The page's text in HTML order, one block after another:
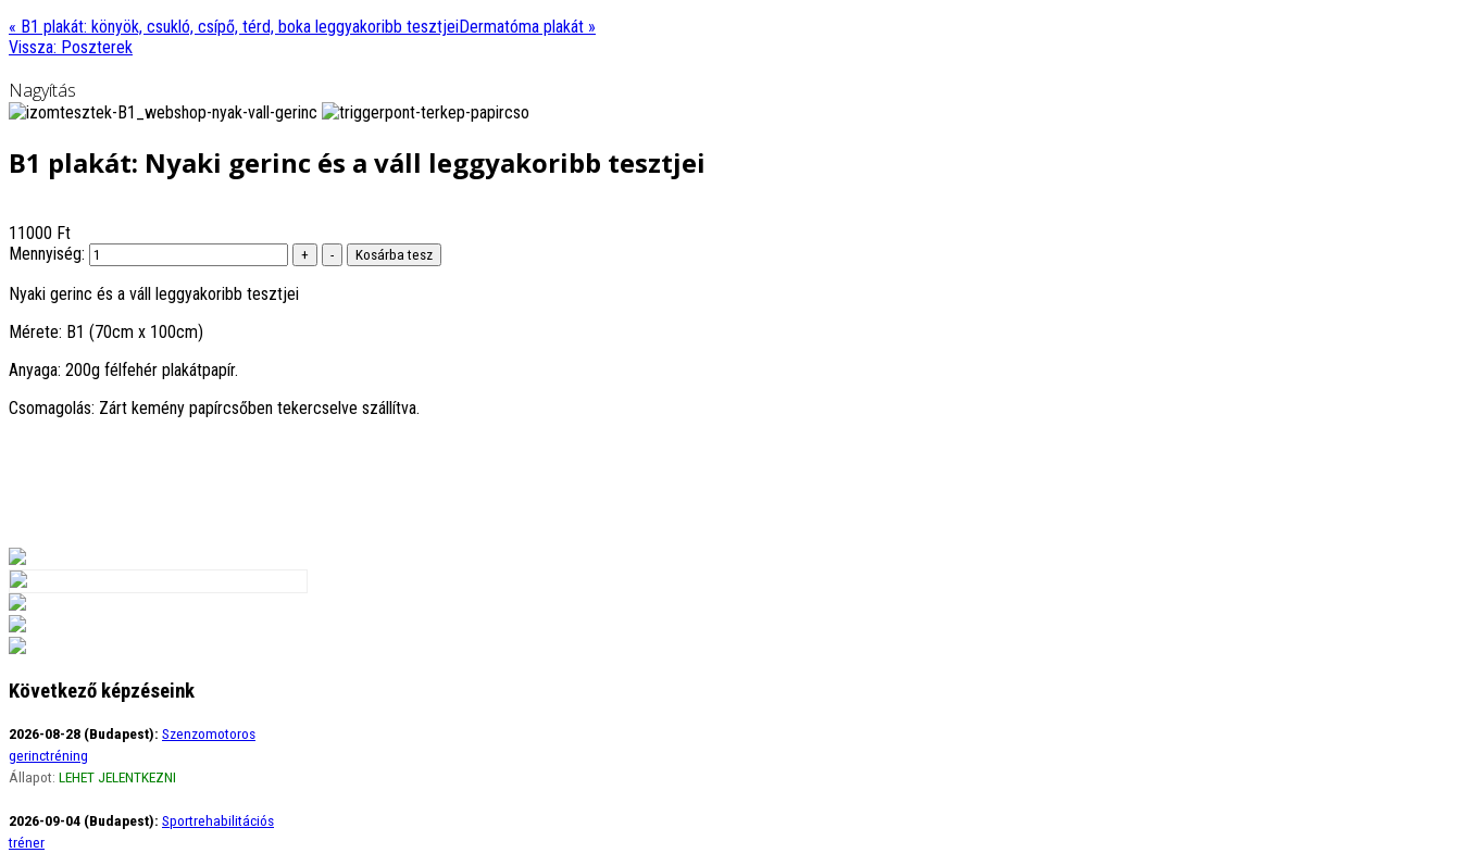
« B1 plakát: könyök, csukló, csípő, térd, boka leggyakoribb tesztjeiDermatóma plakát »
Vissza: Poszterek
Nagyítás
B1 plakát: Nyaki gerinc és a váll leggyakoribb tesztjei
11000 Ft
Mennyiség:
Nyaki gerinc és a váll leggyakoribb tesztjei
Mérete: B1 (70cm x 100cm)
Anyaga: 200g félfehér plakátpapír.
Csomagolás: Zárt kemény papírcsőben tekercselve szállítva.
Következő képzéseink
2026-08-28 (Budapest): Szenzomotoros
gerinctréning
Állapot: LEHET JELENTKEZNI
2026-09-04 (Budapest): Sportrehabilitációs
tréner